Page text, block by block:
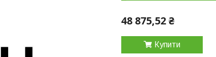
48 875,52 ₴
Купити